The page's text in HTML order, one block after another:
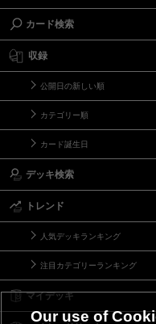
カード検索
収録
公開日の新しい順
カテゴリー順
カード誕生日
デッキ検索
トレンド
人気デッキランキング
注目カテゴリーランキング
マイデッキ
Our use of